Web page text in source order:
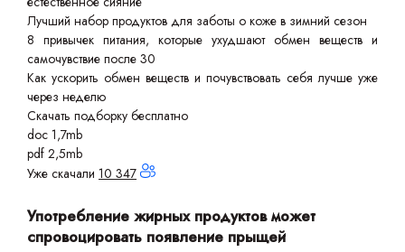
Лучший набор продуктов для заботы о коже в зимний сезон
8 привычек питания, которые ухудшают обмен веществ и
самочувствие после 30
Как ускорить обмен веществ и почувствовать себя лучше уже
через неделю
Скачать подборку бесплатно
doc 1,7mb
pdf 2,5mb
Уже скачали 10 347
Употребление жирных продуктов может
спровоцировать появление прыщей